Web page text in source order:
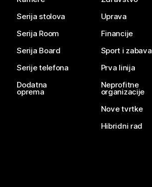
Serija stolova
Serija Room
Serija Board
Serije telefona
Dodatna
oprema
Uprava
Financije
Sport i zabava
Prva linija
Neprofitne
organizacije
Nove tvrtke
Hibridni rad